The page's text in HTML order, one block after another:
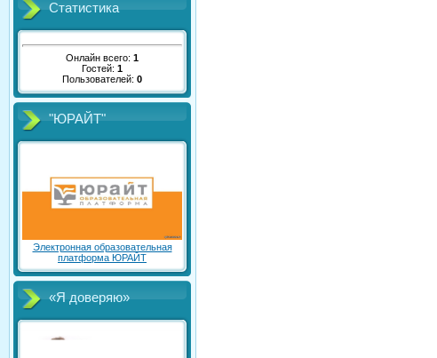
Статистика
Онлайн всего: 1
Гостей: 1
Пользователей: 0
"ЮРАЙТ"
Электронная образовательная
платформа ЮРАЙТ
«Я доверяю»